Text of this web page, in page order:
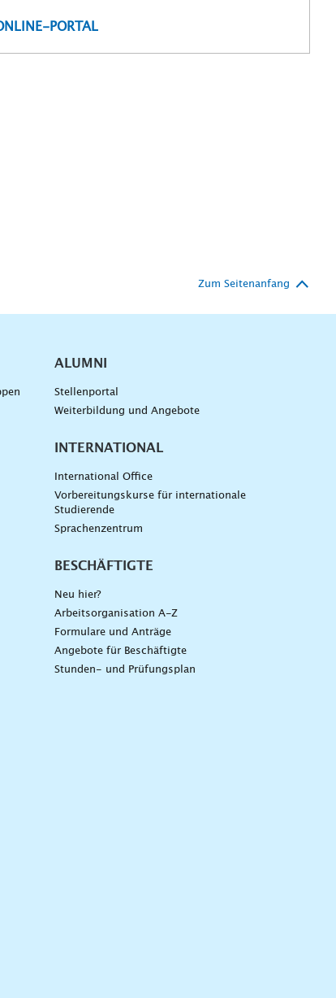
PORTAL
Zum Seitenanfang
ALUMNI
Stellenportal
Weiterbildung und Angebote
INTERNATIONAL
International Office
Vorbereitungskurse für internationale
Studierende
Sprachenzentrum
BESCHÄFTIGTE
Neu hier?
Arbeitsorganisation A-Z
Formulare und Anträge
Angebote für Beschäftigte
Stunden- und Prüfungsplan